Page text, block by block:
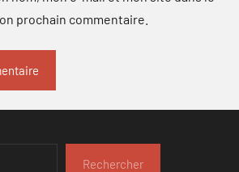
prochain commentaire.
Rechercher